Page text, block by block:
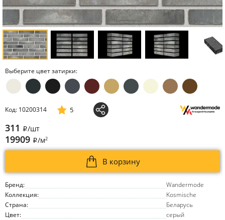
Выберите цвет затирки:
Бренд:
Wandermode
Коллекция:
Kosmische
Страна:
Беларусь
Цвет:
серый
Код: 10200314 5
311 i/шт
19909 i/м2
В корзину